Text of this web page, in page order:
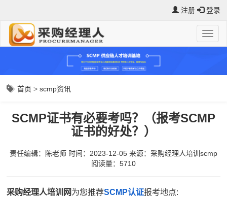
注册 登录
首页 >scmp资讯
SCMP证书有必要考吗？（报考SCMP
证书的好处？）
责任编辑：陈老师 时间：2023-12-05 来源： 采购经理人培训scmp
阅读量：5710
采购经理人培训网为您推荐SCMP认证报考地点: